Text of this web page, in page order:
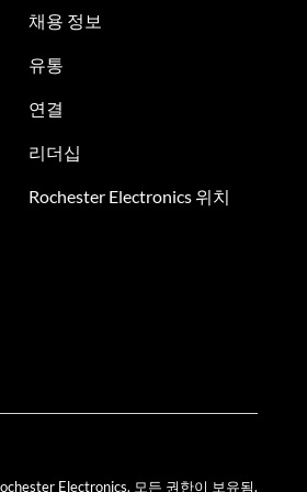
채용 정보
유통
연결
리더십
Rochester Electronics 위치
Electronics. 모든 권한이 보유됨.